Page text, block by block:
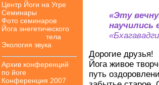
Центр Йоги на Угре
Семинары
Фото семинаров
Йога энегетического
тела
Экология звука
Архив конференций
по йоге
Конференция 2007
«Эту
научились
Дорогие друзья!
Йога живое
путь